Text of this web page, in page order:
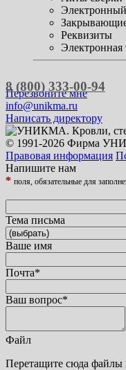
Реквизиты
8 (800) 333-00-94
Перезвоните мне
info@unikma.ru
Написать директору
© 1991-2026 Фирма
Правовая информация
Напишите нам
* поля, обязательные для
Тема письма
Ваше имя
Почта*
Ваш вопрос*
Файл
Перетащите сюда файлы